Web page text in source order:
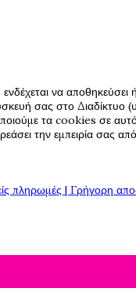
ενδέχεται να
σας στο Διαδίκτυο
τα cookies σε
την εμπειρία σας
| Γρήγορη